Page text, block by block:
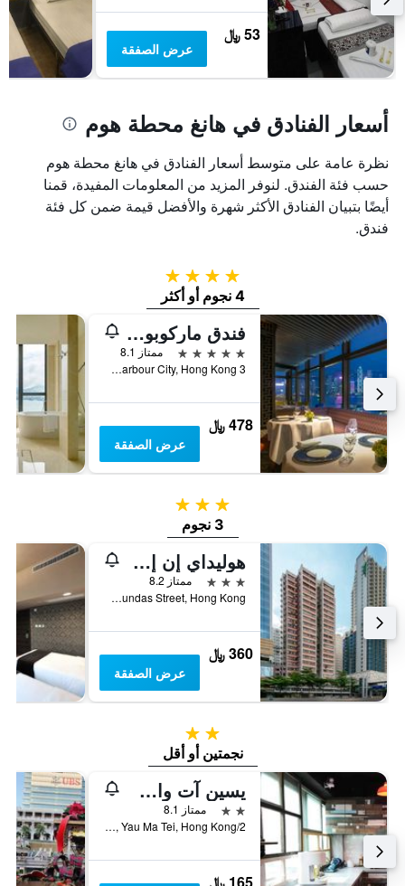
53 ﷼
عرض الصفقة
أسعار الفنادق في هانغ محطة هوم
نظرة عامة على متوسط أسعار الفنادق في هانغ محطة هوم
حسب فئة الفندق. لنوفر المزيد من المعلومات المفيدة، قمنا
أيضًا بتبيان الفنادق الأكثر شهرة والأفضل قيمة ضمن كل فئة
فندق.
4 نجوم
4 نجوم أو أكثر
فندق ماركوبولو هونغ كونغ
5 نجوم
ممتاز 8.1
3 Canton Road, Harbour City, Hong Kong, هونغ كونغ
478 ﷼
عرض الصفقة
3 نجوم
3 نجوم
هوليداي إن إكسبريس هونغ كونغ مونغكوك
3 نجوم
ممتاز 8.2
No.1 Dundas Street, Hong Kong, هونغ كونغ
360 ﷼
عرض الصفقة
2 نجمتين
نجمتين أو أقل
يسين آت واي إم تي
2 نجمتين
ممتاز 8.1
2/F, 1B Wing Sing Lane, Yau Ma Tei, Hong Kong, هونغ كونغ
165 ﷼